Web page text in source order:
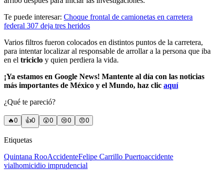
Te puede interesar: Choque frontal de camionetas en carretera
federal 307 deja tres heridos
Varios filtros fueron colocados en distintos puntos de la carretera,
para intentar localizar al responsable de arrollar a la persona que iba
en el triciclo y quien perdiera la vida.
¡Ya estamos en Google News! Mantente al día con las noticias
más importantes de México y el Mundo, haz clic aquí
¿Qué te pareció?
🔥0 👍0 😲0 😢0 😠0
Etiquetas
Quintana RooAccidenteFelipe Carrillo Puertoaccidente
vialhomicidio imprudencial